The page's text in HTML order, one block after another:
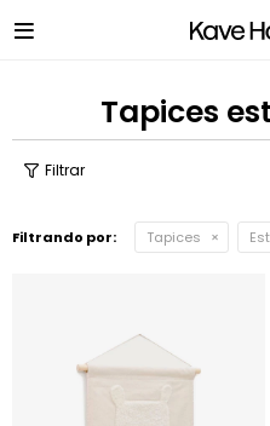

Tapices
Filtrando por: Tapices